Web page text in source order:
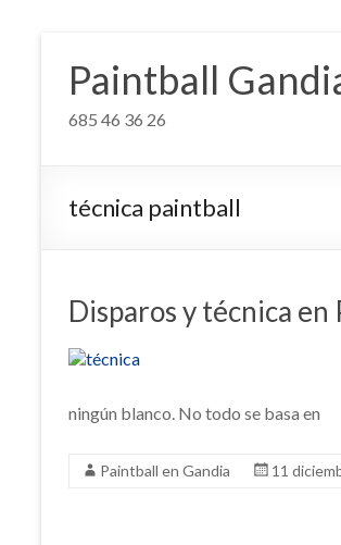
contenido
Paintball
685 46 36 26
técnica paintball
Disparos y técnica en
ningún blanco. No todo se basa en
Paintball en Gandia 11